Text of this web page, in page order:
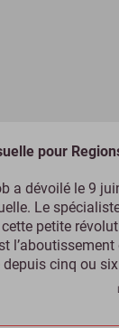
pour
a dévoilé le 9
Le
petite
l’aboutissement
cinq ou